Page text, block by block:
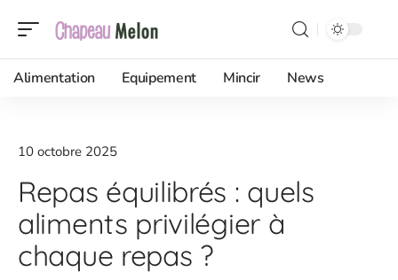
Alimentation Equipement Mincir News
10 octobre 2025
Repas équilibrés : quels
aliments privilégier à
chaque repas ?